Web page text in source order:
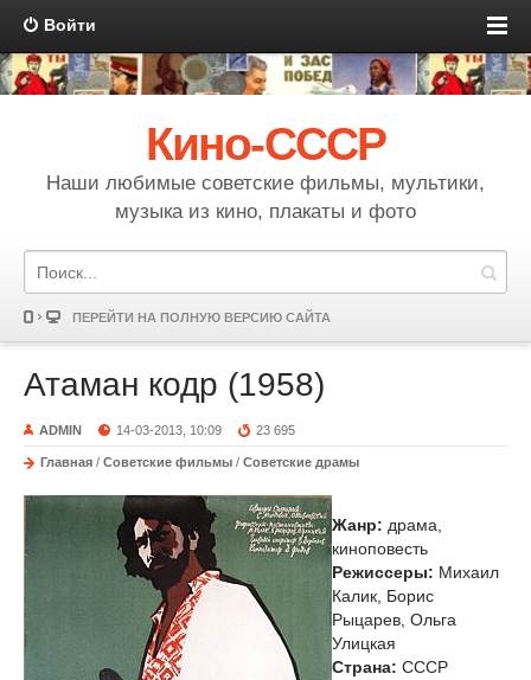
Войти
Кино-СССР
Наши любимые советские фильмы, мультики,
музыка из кино, плакаты и фото
ПЕРЕЙТИ НА ПОЛНУЮ ВЕРСИЮ САЙТА
Атаман кодр (1958)
ADMIN 14-03-2013, 10:09 23 695
Главная / Советские фильмы / Советские драмы
Жанр: драма,
киноповесть
Режиссеры: Михаил
Калик, Борис
Рыцарев, Ольга
Улицкая
Страна: СССР